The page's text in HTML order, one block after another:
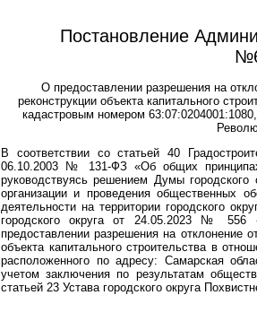
Постановление
О предоставлении разрешения на
реконструкции объекта капитального
кадастровым номером
В соответствии со статьей 40
06.10.2003 № 131-ФЗ «Об общих принципах
руководствуясь решением Думы
организации и проведения общественных
деятельности на территории городского
городского округа от 24.05.2023 № 556
предоставлении разрешения на отклонение
объекта капитального строительства в
расположенного по адресу: Самарская
учетом заключения по результатам
статьей 23 Устава городского округа